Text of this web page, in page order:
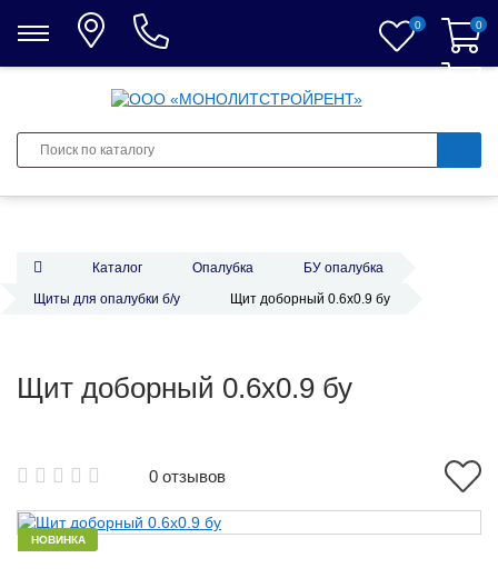
0 0
0
Каталог Опалубка
БУ опалубка
Щиты для опалубки б/у
Щит доборный 0.6x0.9 бу
Щит доборный 0.6x0.9 бу
0 отзывов
НОВИНКА